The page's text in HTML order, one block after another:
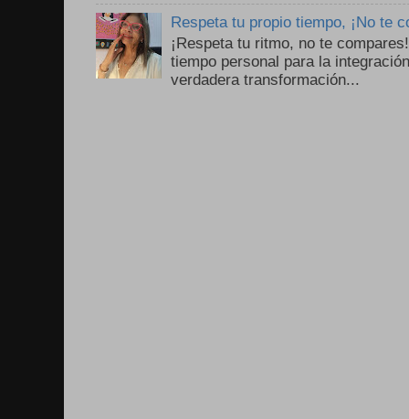
Respeta tu propio tiempo, ¡No te
¡Respeta tu ritmo, no te
tiempo personal para la
verdadera transformación...